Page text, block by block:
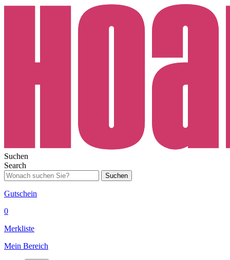
Suchen
Search
Suchen
Gutschein
0
Merkliste
Mein Bereich